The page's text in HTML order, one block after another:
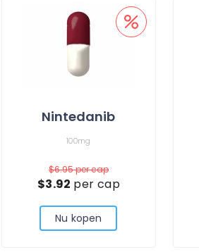
Nintedanib
100mg
$6.95per cap
$3.92 per cap
Nu kopen